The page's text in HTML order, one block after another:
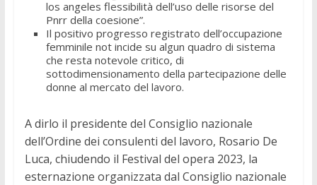
los angeles flessibilità dell’uso delle risorse del
Pnrr della coesione”.
Il positivo progresso registrato dell’occupazione
femminile not incide su algun quadro di sistema
che resta notevole critico, di
sottodimensionamento della partecipazione delle
donne al mercato del lavoro.
A dirlo il presidente del Consiglio nazionale
dell’Ordine dei consulenti del lavoro, Rosario De
Luca, chiudendo il Festival del opera 2023, la
esternazione organizzata dal Consiglio nazionale